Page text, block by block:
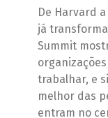
De Harvard
já
Summit
trabalhar, e
melhor das
entram no